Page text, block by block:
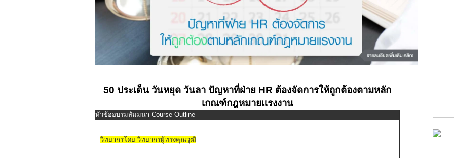
50 ประเด็น วันหยุด วันลา ปัญหาที่ฝ่าย HR ต้องจัดการให้ถูกต้องตามหลัก
เกณฑ์กฎหมายแรงงาน
หัวข้ออบรมสัมมนา Course Outline
วิทยากรโดย วิทยากรผู้ทรงคุณวุฒิ